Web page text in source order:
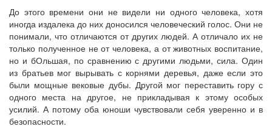
До этого времени они не видели ни одного человека, хотя
иногда издалека до них доносился человеческий голос. Они не
понимали, что отличаются от других людей. А отличало их не
только полученное не от человека, а от животных воспитание,
но и бОльшая, по сравнению с другими людьми, сила. Один
из братьев мог вырывать с корнями деревья, даже если это
были мощные вековые дубы. Другой мог переставить гору с
одного места на другое, не прикладывая к этому особых
усилий. А потому оба юноши чувствовали себя уверенно и в
безопасности.